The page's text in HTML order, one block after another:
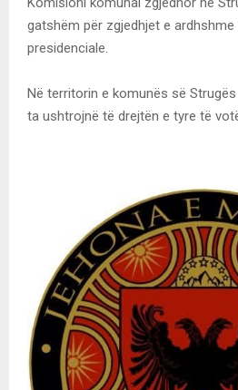
gatshëm për zgjedhjet e
presidenciale.
Në territorin e komunës së
ta ushtrojnë të drejtën e tyre të